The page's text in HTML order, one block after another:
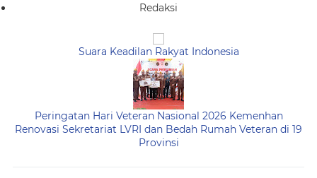
Redaksi
Suara Keadilan Rakyat Indonesia
Peringatan Hari Veteran Nasional 2026 Kemenhan
Renovasi Sekretariat LVRI dan Bedah Rumah Veteran di 19
Provinsi